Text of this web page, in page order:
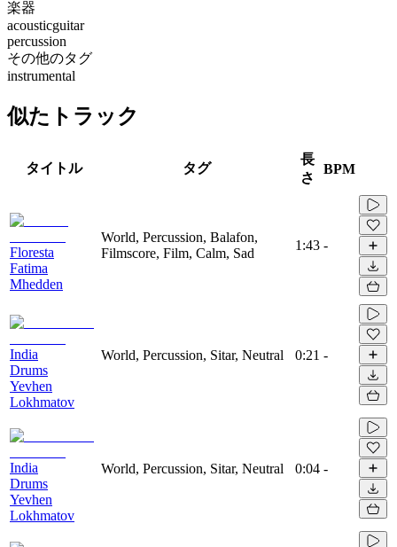
楽器
acousticguitar
percussion
その他のタグ
instrumental
似たトラック
タイトル タグ
長
さ
BPM
Floresta
Fatima
Mhedden
World, Percussion, Balafon,
Filmscore, Film, Calm, Sad
1:43 -
India
Drums
Yevhen
Lokhmatov
World, Percussion, Sitar, Neutral 0:21 -
India
Drums
Yevhen
Lokhmatov
World, Percussion, Sitar, Neutral 0:04 -